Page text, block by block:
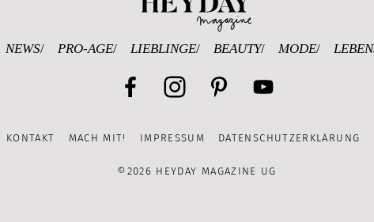
NEWS PRO-AGE LIEBLINGE BEAUTY MODE
Channel
KONTAKT MACH MIT! IMPRESSUM DATENSCHUTZERKLÄRUNG
©2026 HEYDAY MAGAZINE UG